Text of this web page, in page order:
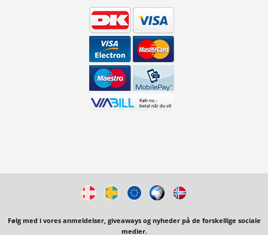
Følg med i vores anmeldelser, giveaways og nyheder på de forskellige sociale
medier.